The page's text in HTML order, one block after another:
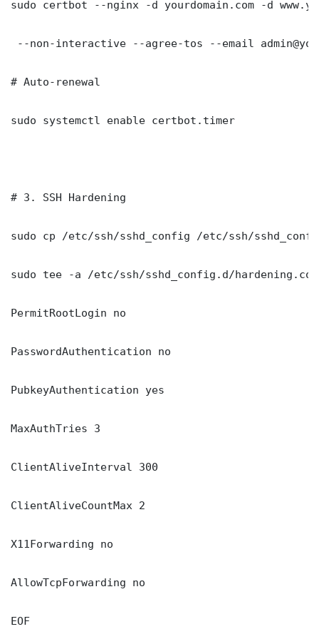
sudo certbot --nginx -d yourdomain.com -d
--non-interactive --agree-tos --email
# Auto-renewal
sudo systemctl enable certbot.timer
# 3. SSH Hardening
sudo cp /etc/ssh/sshd_config /etc/ssh/
sudo tee -a /etc/ssh/sshd_config.d/
PermitRootLogin no
PasswordAuthentication no
PubkeyAuthentication yes
MaxAuthTries 3
ClientAliveInterval 300
ClientAliveCountMax 2
X11Forwarding no
AllowTcpForwarding no
EOF